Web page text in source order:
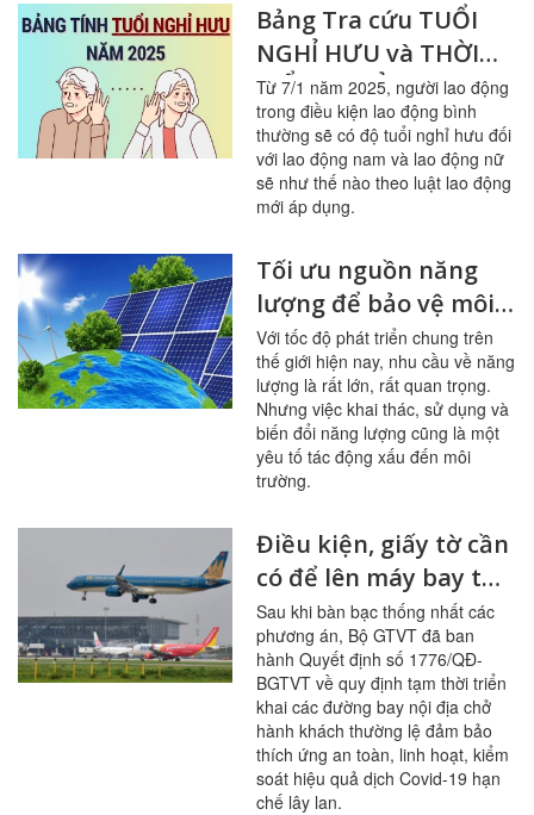
Bảng Tra cứu TUỔI
NGHỈ HƯU và THỜI
ĐIỂM NGHỈ HƯU theo
luật lao động mới từ
2025
Từ 7/1 năm 2025, người lao động
trong điều kiện lao động bình
thường sẽ có độ tuổi nghỉ hưu đối
với lao động nam và lao động nữ
sẽ như thế nào theo luật lao động
mới áp dụng.
Tối ưu nguồn năng
lượng để bảo vệ môi
trường
Với tốc độ phát triển chung trên
thế giới hiện nay, nhu cầu về năng
lượng là rất lớn, rất quan trọng.
Nhưng việc khai thác, sử dụng và
biến đổi năng lượng cũng là một
yêu tố tác động xấu đến môi
trường.
Điều kiện, giấy tờ cần
có để lên máy bay từ
ngày 10/10
Sau khi bàn bạc thống nhất các
phương án, Bộ GTVT đã ban
hành Quyết định số 1776/QĐ-
BGTVT về quy định tạm thời triển
khai các đường bay nội địa chở
hành khách thường lệ đảm bảo
thích ứng an toàn, linh hoạt, kiểm
soát hiệu quả dịch Covid-19 hạn
chế lây lan.